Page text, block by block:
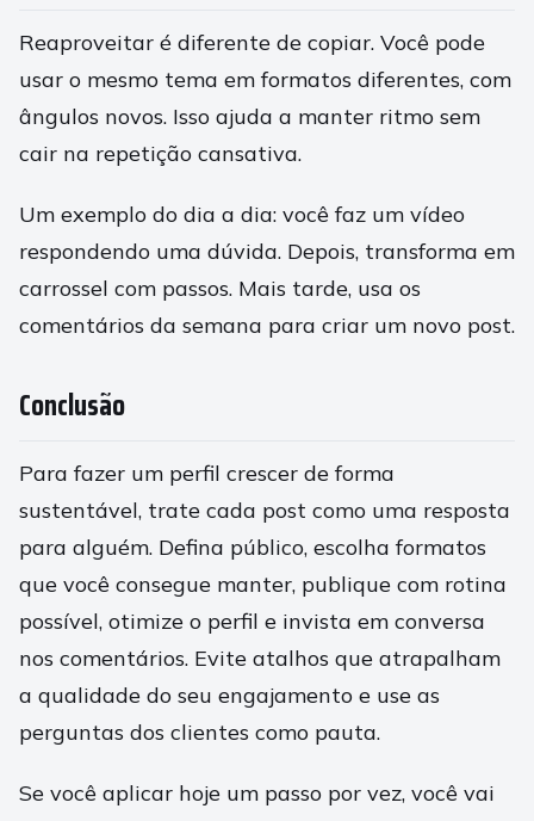
Reaproveitar é diferente de copiar. Você pode
usar o mesmo tema em formatos diferentes, com
ângulos novos. Isso ajuda a manter ritmo sem
cair na repetição cansativa.
Um exemplo do dia a dia: você faz um vídeo
respondendo uma dúvida. Depois, transforma em
carrossel com passos. Mais tarde, usa os
comentários da semana para criar um novo post.
Conclusão
Para fazer um perfil crescer de forma
sustentável, trate cada post como uma resposta
para alguém. Defina público, escolha formatos
que você consegue manter, publique com rotina
possível, otimize o perfil e invista em conversa
nos comentários. Evite atalhos que atrapalham
a qualidade do seu engajamento e use as
perguntas dos clientes como pauta.
Se você aplicar hoje um passo por vez, você vai